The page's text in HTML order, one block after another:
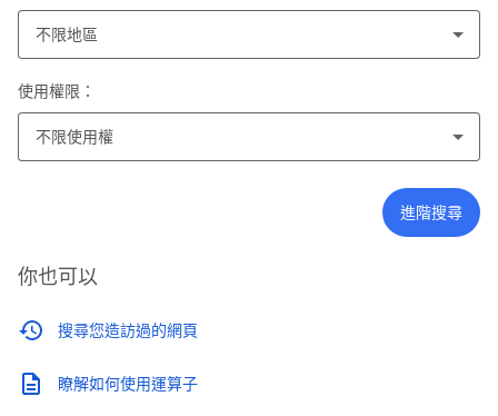
不限地區
使用權限：
不限使用權
進階搜尋
你也可以
搜尋您造訪過的網頁
瞭解如何使用運算子